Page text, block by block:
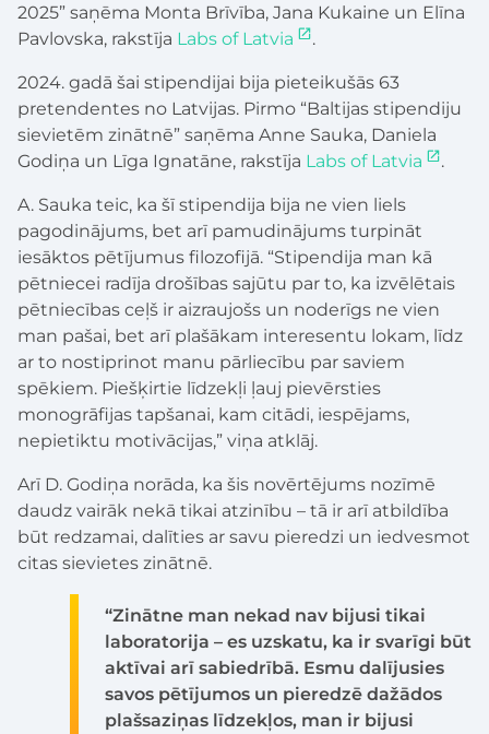
2025” saņēma Monta Brīvība, Jana Kukaine un Elīna
Pavlovska, rakstīja Labs of Latvia .
2024. gadā šai stipendijai bija pieteikušās 63
pretendentes no Latvijas. Pirmo “Baltijas stipendiju
sievietēm zinātnē” saņēma Anne Sauka, Daniela
Godiņa un Līga Ignatāne, rakstīja Labs of Latvia .
A. Sauka teic, ka šī stipendija bija ne vien liels
pagodinājums, bet arī pamudinājums turpināt
iesāktos pētījumus filozofijā. “Stipendija man kā
pētniecei radīja drošības sajūtu par to, ka izvēlētais
pētniecības ceļš ir aizraujošs un noderīgs ne vien
man pašai, bet arī plašākam interesentu lokam, līdz
ar to nostiprinot manu pārliecību par saviem
spēkiem. Piešķirtie līdzekļi ļauj pievērsties
monogrāfijas tapšanai, kam citādi, iespējams,
nepietiktu motivācijas,” viņa atklāj.
Arī D. Godiņa norāda, ka šis novērtējums nozīmē
daudz vairāk nekā tikai atzinību – tā ir arī atbildība
būt redzamai, dalīties ar savu pieredzi un iedvesmot
citas sievietes zinātnē.
“Zinātne man nekad nav bijusi tikai
laboratorija – es uzskatu, ka ir svarīgi būt
aktīvai arī sabiedrībā. Esmu dalījusies
savos pētījumos un pieredzē dažādos
plašsaziņas līdzekļos, man ir bijusi